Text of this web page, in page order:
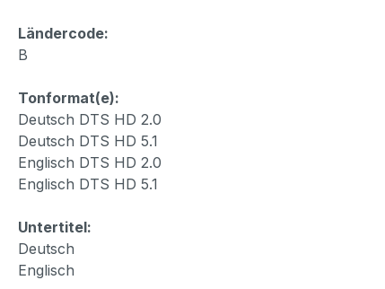
Ländercode:
B
Tonformat(e):
Deutsch DTS HD 2.0
Deutsch DTS HD 5.1
Englisch DTS HD 2.0
Englisch DTS HD 5.1
Untertitel:
Deutsch
Englisch